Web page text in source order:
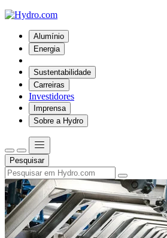
Alumínio
Energia
Sustentabilidade
Carreiras
Investidores
Imprensa
Sobre a Hydro
Pesquisar